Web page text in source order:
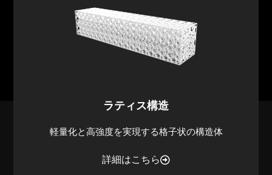
ラティス構造
軽量化と高強度を実現する格子状の構造体
詳細はこちら